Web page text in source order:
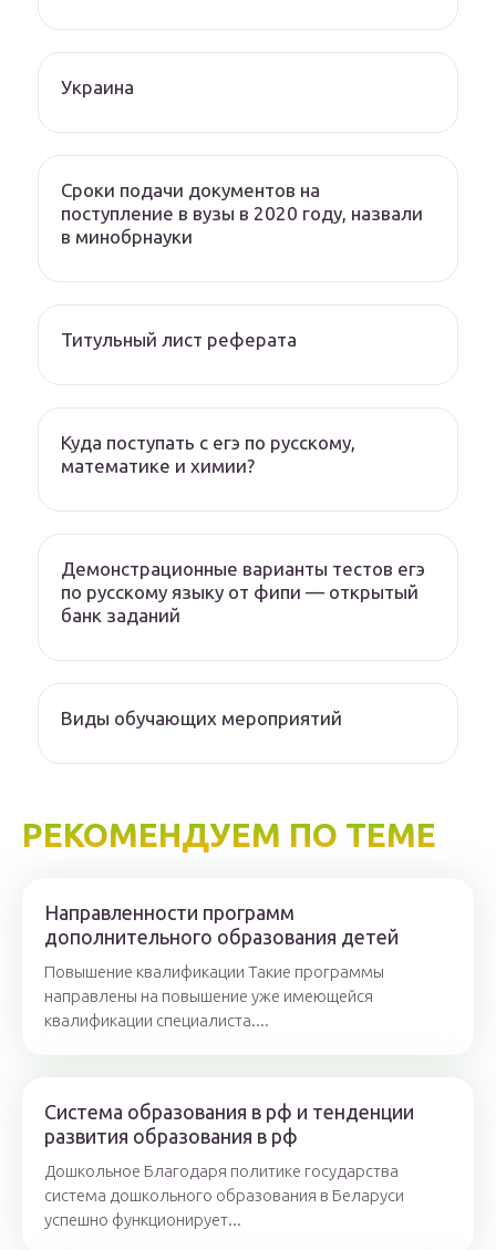
Украина
Сроки подачи документов на
поступление в вузы в 2020 году, назвали
в минобрнауки
Титульный лист реферата
Куда поступать с егэ по русскому,
математике и химии?
Демонстрационные варианты тестов егэ
по русскому языку от фипи — открытый
банк заданий
Виды обучающих мероприятий
РЕКОМЕНДУЕМ ПО ТЕМЕ
Направленности программ
дополнительного образования детей
Повышение квалификации Такие программы
направлены на повышение уже имеющейся
квалификации специалиста....
Система образования в рф и тенденции
развития образования в рф
Дошкольное Благодаря политике государства
система дошкольного образования в Беларуси
успешно функционирует...